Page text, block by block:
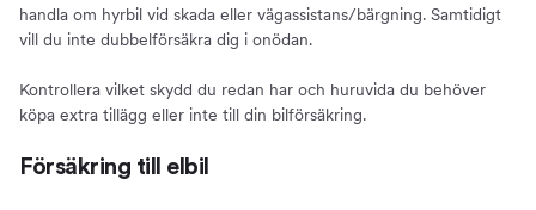
handla om hyrbil vid skada eller vägassistans/bärgning. Samtidigt
vill du inte dubbelförsäkra dig i onödan.
Kontrollera vilket skydd du redan har och huruvida du behöver
köpa extra tillägg eller inte till din bilförsäkring.
Försäkring till elbil